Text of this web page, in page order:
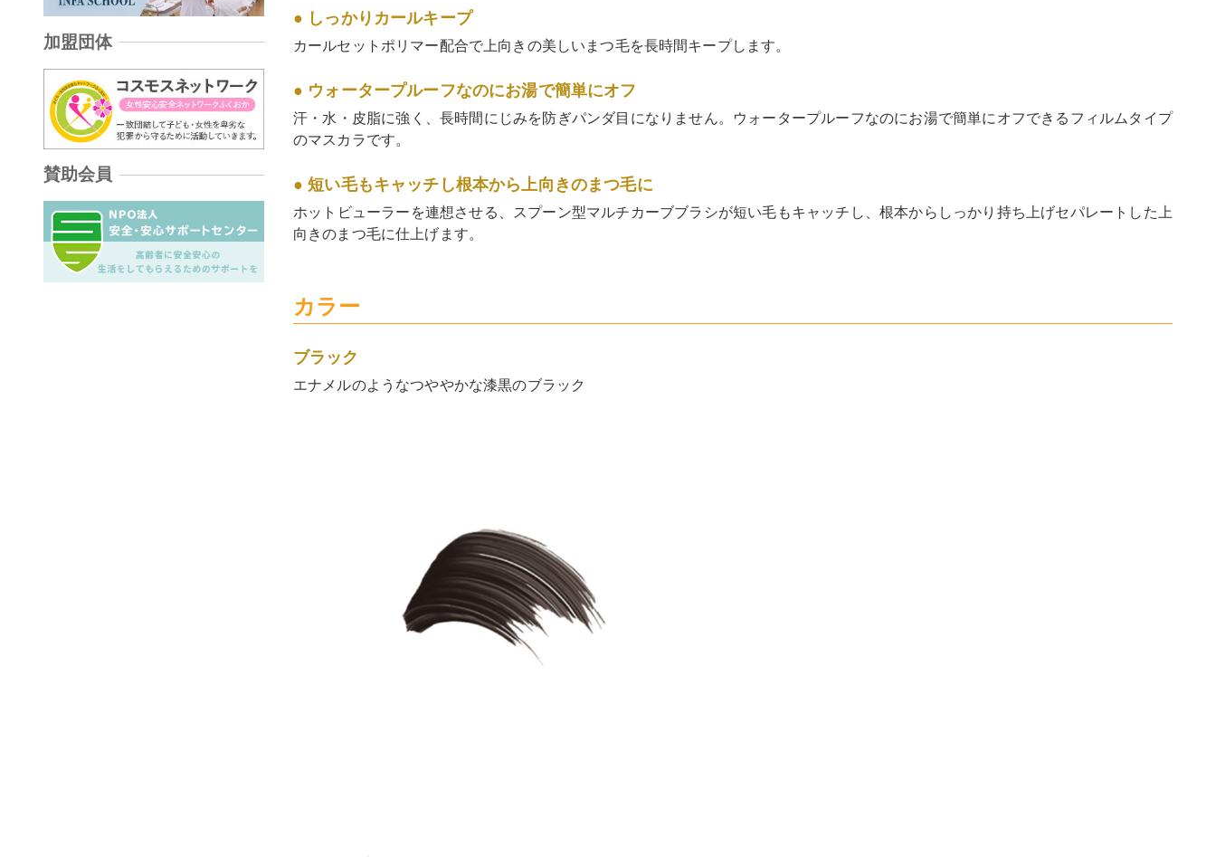
● しっかりカールキープ
カールセットポリマー配合で上向きの美しいまつ毛を長時間キープします。
● ウォータープルーフなのにお湯で簡単にオフ
汗・水・皮脂に強く、長時間にじみを防ぎパンダ目になりません。ウォータープルーフなのにお湯で簡単にオフできるフィルムタイプ
のマスカラです。
● 短い毛もキャッチし根本から上向きのまつ毛に
ホットビューラーを連想させる、スプーン型マルチカーブブラシが短い毛もキャッチし、根本からしっかり持ち上げセパレートした上
向きのまつ毛に仕上げます。
カラー
ブラック
エナメルのようなつややかな漆黒のブラック
加盟団体
賛助会員